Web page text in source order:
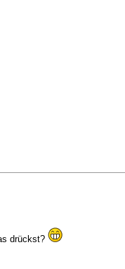
drückst?